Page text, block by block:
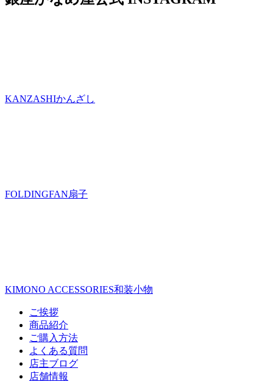
KANZASHIかんざし
FOLDINGFAN扇子
KIMONO ACCESSORIES和装小物
ご挨拶
商品紹介
ご購入方法
よくある質問
店主ブログ
店舗情報